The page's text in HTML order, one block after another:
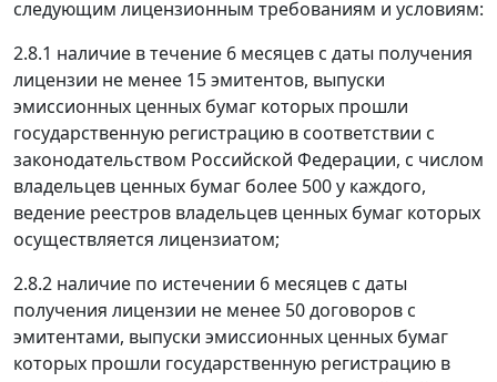
следующим лицензионным требованиям и условиям:
2.8.1 наличие в течение 6 месяцев с даты получения
лицензии не менее 15 эмитентов, выпуски
эмиссионных ценных бумаг которых прошли
государственную регистрацию в соответствии с
законодательством Российской Федерации, с числом
владельцев ценных бумаг более 500 у каждого,
ведение реестров владельцев ценных бумаг которых
осуществляется лицензиатом;
2.8.2 наличие по истечении 6 месяцев с даты
получения лицензии не менее 50 договоров с
эмитентами, выпуски эмиссионных ценных бумаг
которых прошли государственную регистрацию в